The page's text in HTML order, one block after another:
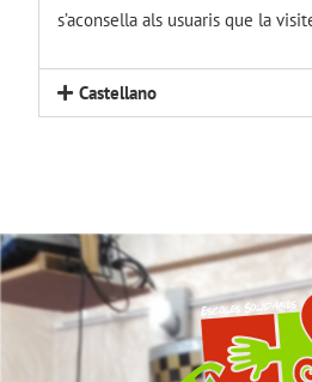
s’aconsella als usuaris que la
Castellano